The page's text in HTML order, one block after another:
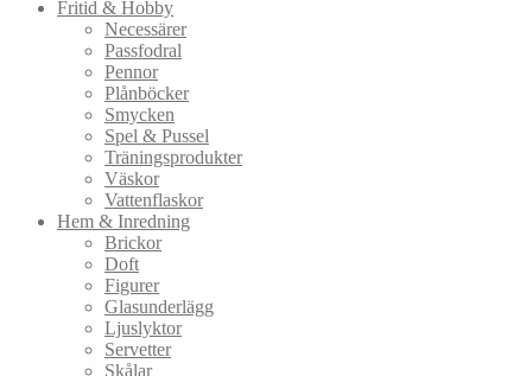
Fritid & Hobby
Necessärer
Passfodral
Pennor
Plånböcker
Smycken
Spel & Pussel
Träningsprodukter
Väskor
Vattenflaskor
Hem & Inredning
Brickor
Doft
Figurer
Glasunderlägg
Ljuslyktor
Servetter
Skålar